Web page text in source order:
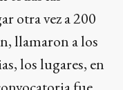
otra vez a 200
llamaron a los
los lugares, en